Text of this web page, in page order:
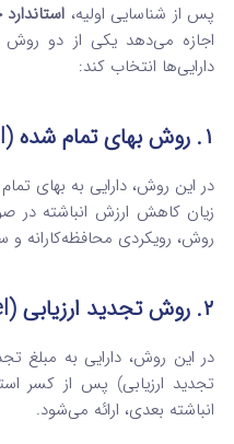
پس از شناسایی اولیه،
اجازه می‌دهد یکی از دو روش
دارایی‌ها انتخاب کند:
۱. روش بهای تمام شده (Cost Model)
در این روش، دارایی به بهای
زیان کاهش ارزش انباشته
روش، رویکردی محافظه‌کارانه و
۲. روش تجدید ارزیابی (Revaluation Model)
در این روش، دارایی به مبلغ
تجدید ارزیابی) پس از کسر
انباشته بعدی، ارائه می‌شود.